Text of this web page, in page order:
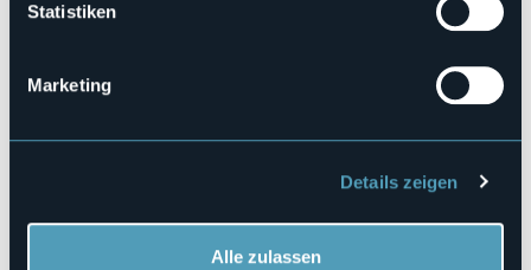
Statistiken
Marketing
Details zeigen
Alle zulassen